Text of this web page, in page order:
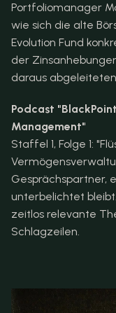
Portfoliomanager
wie sich die alte
Evolution Fund
der
daraus
Podcast
Management"
Staffel 1, Folge 1:
Gesprächspartner,
unterbelichtet
zeitlos relevante
Schlagzeilen.